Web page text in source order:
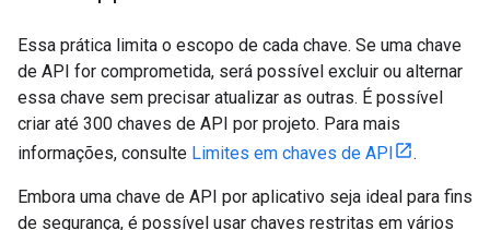
Essa prática limita o escopo de cada chave. Se uma chave
de API for comprometida, será possível excluir ou alternar
essa chave sem precisar atualizar as outras. É possível
criar até 300 chaves de API por projeto. Para mais
informações, consulte Limites em chaves de API .
Embora uma chave de API por aplicativo seja ideal para fins
de segurança, é possível usar chaves restritas em vários